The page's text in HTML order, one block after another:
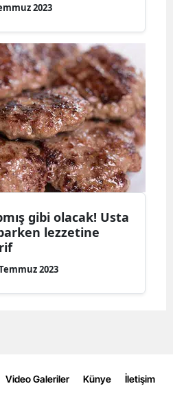
2023
gibi olacak! Usta
lezzetine
2023
Video Galeriler Künye İletişim